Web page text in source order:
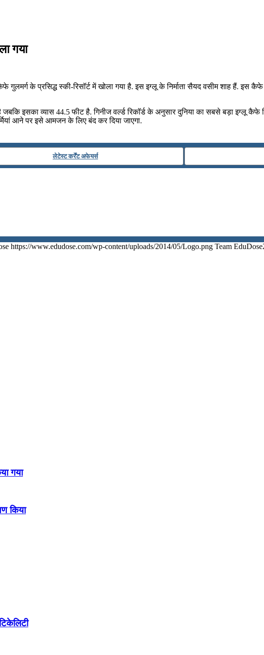
गया
के प्रसिद्ध स्की-रिसॉर्ट में खोला गया है. इस इग्लू के निर्माता सैयद वसीम शाह हैं. इस
इसका व्यास 44.5 फीट है. गिनीज वर्ल्ड रिकॉर्ड के अनुसार दुनिया का सबसे बड़ा इग्लू
आने पर इसे आमजन के लिए बंद कर दिया जाएगा.
लेटेस्ट कर्रेंट अफेयर्स
https://www.edudose.com/wp-content/uploads/2014/05/Logo.png Team EduDose
गया
किया